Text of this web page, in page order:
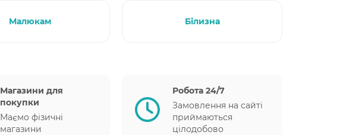
Малюкам Білизна
Магазини для
покупки
Маємо фізичні
магазини
Робота 24/7
Замовлення на сайті
приймаються
цілодобово